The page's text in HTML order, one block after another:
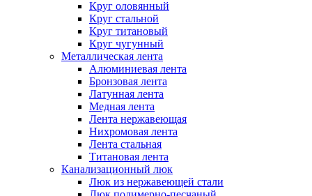
Круг оловянный
Круг стальной
Круг титановый
Круг чугунный
Металлическая лента
Алюминиевая лента
Бронзовая лента
Латунная лента
Медная лента
Лента нержавеющая
Нихромовая лента
Лента стальная
Титановая лента
Канализационный люк
Люк из нержавеющей стали